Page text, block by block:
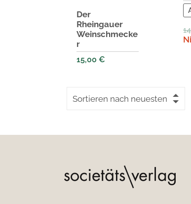
Der
Rheingauer
Weinschmecke
r
15,00€
Sortieren nach neuesten